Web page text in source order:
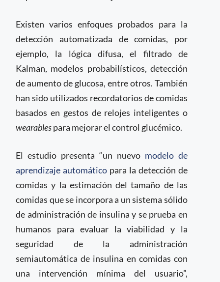
Existen varios enfoques probados para la
detección automatizada de comidas, por
ejemplo, la lógica difusa, el filtrado de
Kalman, modelos probabilísticos, detección
de aumento de glucosa, entre otros. También
han sido utilizados recordatorios de comidas
basados ​​en gestos de relojes inteligentes o
wearablespara mejorar el control glucémico.
El estudio presenta “un nuevo modelo de
aprendizaje automático para la detección de
comidas y la estimación del tamaño de las
comidas que se incorpora a un sistema sólido
de administración de insulina y se prueba en
humanos para evaluar la viabilidad y la
seguridad de la administración
semiautomática de insulina en comidas con
una intervención mínima del usuario”,